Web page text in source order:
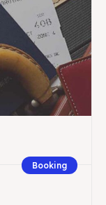
Booking